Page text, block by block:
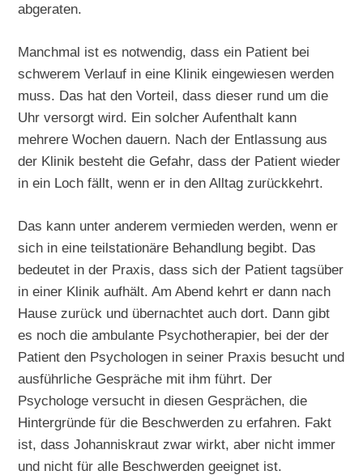
abgeraten.
Manchmal ist es notwendig, dass ein Patient bei
schwerem Verlauf in eine Klinik eingewiesen werden
muss. Das hat den Vorteil, dass dieser rund um die
Uhr versorgt wird. Ein solcher Aufenthalt kann
mehrere Wochen dauern. Nach der Entlassung aus
der Klinik besteht die Gefahr, dass der Patient wieder
in ein Loch fällt, wenn er in den Alltag zurückkehrt.
Das kann unter anderem vermieden werden, wenn er
sich in eine teilstationäre Behandlung begibt. Das
bedeutet in der Praxis, dass sich der Patient tagsüber
in einer Klinik aufhält. Am Abend kehrt er dann nach
Hause zurück und übernachtet auch dort. Dann gibt
es noch die ambulante Psychotherapier, bei der der
Patient den Psychologen in seiner Praxis besucht und
ausführliche Gespräche mit ihm führt. Der
Psychologe versucht in diesen Gesprächen, die
Hintergründe für die Beschwerden zu erfahren. Fakt
ist, dass Johanniskraut zwar wirkt, aber nicht immer
und nicht für alle Beschwerden geeignet ist.